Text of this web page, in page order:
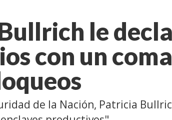
le
con un
de la Nación, Patricia